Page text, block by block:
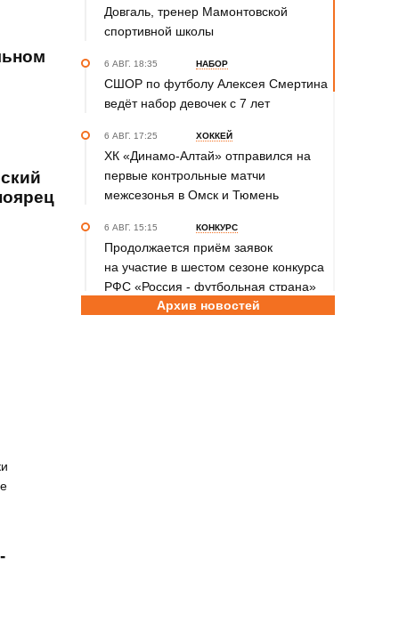
Довгаль, тренер Мамонтовской
спортивной школы
6 АВГ. 18:35 НАБОР
СШОР по футболу Алексея Смертина
ведёт набор девочек с 7 лет
6 АВГ. 17:25 ХОККЕЙ
ХК «Динамо-Алтай» отправился на
первые контрольные матчи
межсезонья в Омск и Тюмень
6 АВГ. 15:15 КОНКУРС
Продолжается приём заявок
на участие в шестом сезоне конкурса
РФС «Россия - футбольная страна»
Архив новостей